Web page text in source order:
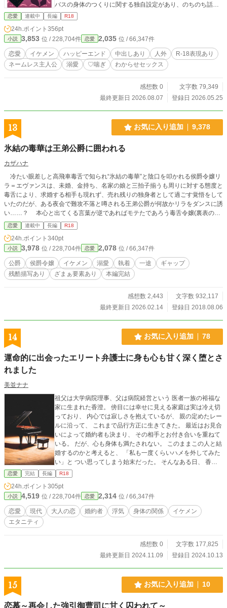
バスの身体のつくりに関する独自設定があり、のちのち話の
内容にも絡んできます。 （ex.精巣と精嚢と子宮が人間の倍あ
る）
恋愛 連載中 長編 R18
24h.ポイント 356pt
小説 3,853 位 / 228,704件 恋愛 2,035 位 / 66,347件
恋愛 イケメン ハッピーエンド 中出しあり 人外
R-18表現あり
ネームレス主人公
溺愛 ♡喘ぎ わからせセックス
感想数 0
文字数 79,349
最終更新日 2026.08.07
登録日 2026.05.25
13 お気に入り追加 9,378
氷結の毒華は王弟公爵に囲われる
カザハナ
冷たい眼差しと高飛車毒舌で知られ“氷結の毒華”と陰口を叩かれる侯爵令嬢リ
ラ＝エヴァンスは、未婚、金持ち、名家の娘と三拍子揃うも周りに対する態度と
毒舌により、求婚する相手も現れず、売れ残りの独身者として過ごす覚悟をして
いたのだが、ある夜会で難攻不落と噂される王弟公爵が何故かリラをダンスに誘
い……？ 本心と出てくる言葉が逆であればモテたであろう毒舌令嬢(裏表のギ
ャップあり)と、他人に興味を持てなかった超絶美貌な王弟公爵の攻防戦。 ※不
定期更新です。 ※一話が1000字前後にしてます。 ※エドワルド(王弟公爵)が暴
走してきた為、R18に引き上げて、短編から長編に切り替えます～(〃ω〃)♪
性描写もあるので苦手な方はご注意をΣ(￣ロ￣lll)!!ただし、本番はまだまだ先に
なる予定です♪ 感想コメントに、ちょっとした裏話等含む返答を面白おかし
く？真面目に楽しく書いていますので、そちらも楽しめると思います(笑) どう
ぞ覗いて見て下さいな(〃ω〃)✨ ※皆様のお陰で8/8にホットで8位、恋愛で9位
ンクイン～( 〃▽〃)皆様有難う御座います～ε=ε=(ノ≧∇≦）ノ ※本編は2/26で完
結しました。次は後日談に入ります～(≧▽≦)♪ ※恋愛小説大賞で５位を獲得致し
～(((o(≧▽≦)o)))🎵
恋愛 連載中 長編 R18
24h.ポイント 340pt
小説 3,978 位 / 228,704件 恋愛 2,078 位 / 66,347件
公爵 侯爵令嬢 イケメン 溺愛 執着 一途
ギャップ
残酷描写あり
ざまぁ要素あり 本編完結
感想数 2,443
文字数 932,117
最終更新日 2026.02.14
登録日 2018.08.06
14 お気に入り追加 78
運命的に出会ったエリート弁護士に身も心も甘く深く堕とさ
れました
美並ナナ
祖父は大学病院理事、父は病院経営という 医者一族の裕福な
家に生まれた香澄。 傍目には幸せに見える家庭は実は冷え切
っており、 内心では寂しさを抱えているが、 親の定めたレー
ルに沿って、 これまで品行方正に生きてきた。 最近はお見合
いによって婚約者も決まり、 その相手とお付き合いを重ねて
いる。 だが、心も身体も満たされない。 このままこの人と結
婚するのかと考えると、 「私も一度くらいハメを外してみた
い」と つい思ってしまう始末だった。 そんなある日、 香澄
にドラマのような偶然の出会いが訪れ、 見惚れるような眉目
秀麗な男性と一夜を共にする。 一夜限りの冒険のつもりで 最
高に満たされた夜を過ごした香澄だったが、 数日後にまたし
ても彼と運命的に再会を果たして――？ ※ヒロインは婚約者
がいながら他の男性と浮気をする状態となります。清廉潔白
なヒロインではないためご了承ください。 ※本作は、エブリ
恋愛 完結 長編 R18
24h.ポイント 305pt
小説 4,519 位 / 228,704件 恋愛 2,314 位 / 66,347件
恋愛 現代 大人の恋 婚約者 浮気 身体の関係
イケメン
エタニティ
感想数 0
文字数 177,825
最終更新日 2024.11.09
登録日 2024.10.13
15 お気に入り追加 10
恋慕～再会した強引御曹司に甘く囚われて～